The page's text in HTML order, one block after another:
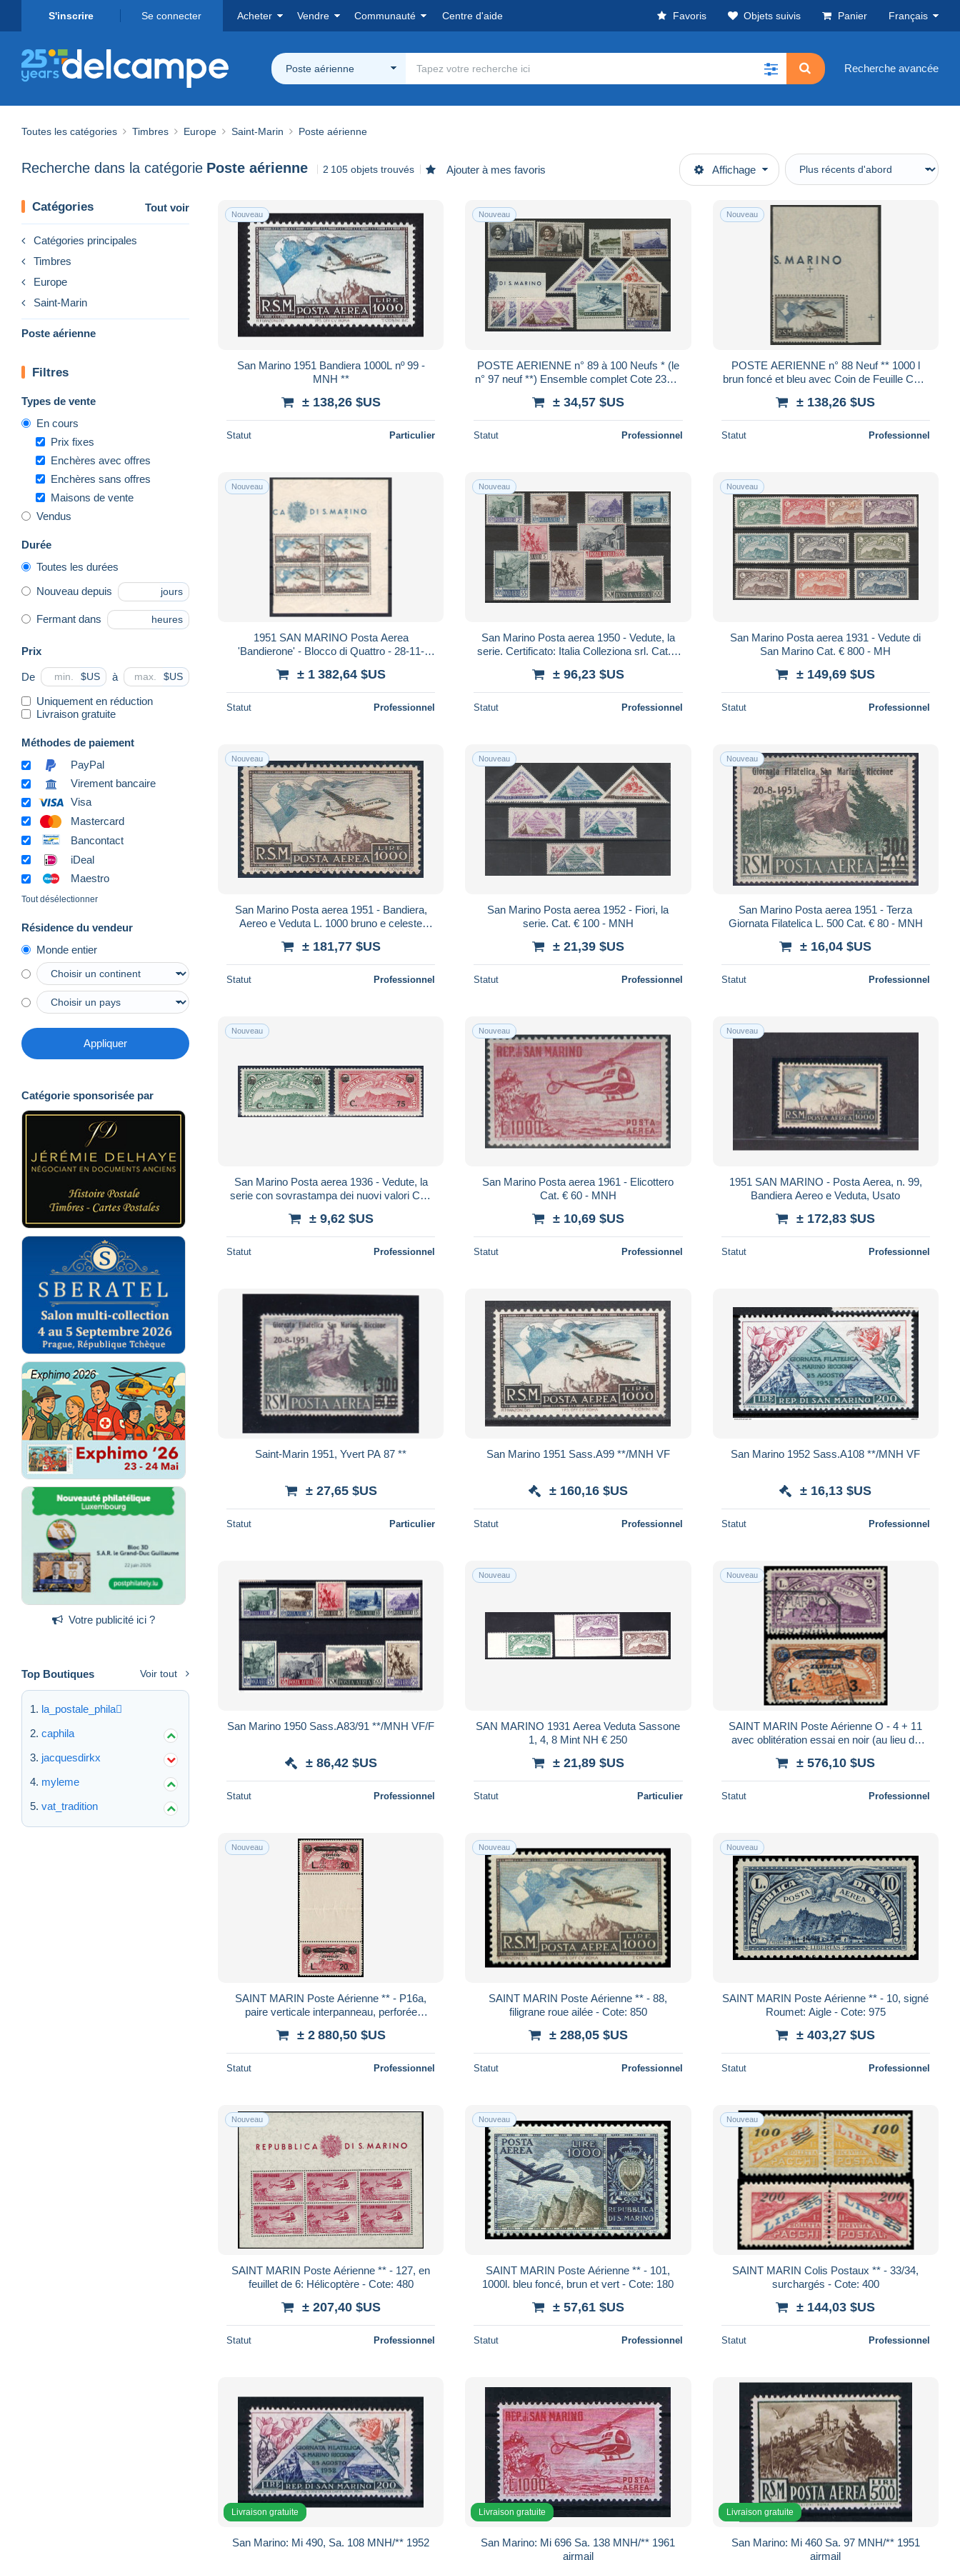
S'inscrire Se connecter Acheter Vendre Communauté Centre d'aide Favoris Objets suivis Panier Français
Poste aérienne Recherche avancée
Toutes les catégories Timbres Europe Saint-Marin Poste aérienne
Recherche dans la catégorie Poste aérienne 2 105 objets trouvés Ajouter à mes favoris Affichage
Catégories Tout voir
Catégories principales
Timbres
Europe
Saint-Marin
Poste aérienne
Filtres
Types de vente
En cours
Prix fixes
Enchères avec offres
Enchères sans offres
Maisons de vente
Vendus
Durée
Toutes les durées
Nouveau depuis jours
Fermant dans heures
Prix
De $US à $US
Uniquement en réduction
Livraison gratuite
Méthodes de paiement
PayPal
Virement bancaire
Visa
Mastercard
Bancontact
iDeal
Maestro
Tout désélectionner
Résidence du vendeur
Monde entier
Appliquer
Catégorie sponsorisée par
Votre publicité ici ?
Top Boutiques Voir tout
la_postale_phila
caphila
jacquesdirkx
myleme
vat_tradition
Nouveau
San Marino 1951 Bandiera 1000L nº 99 -
MNH **
± 138,26 $US
Statut Particulier
Nouveau
POSTE AERIENNE n° 89 à 100 Neufs * (le
n° 97 neuf **) Ensemble complet Cote 235 €
± 34,57 $US
Statut Professionnel
Nouveau
POSTE AERIENNE n° 88 Neuf ** 1000 l
brun foncé et bleu avec Coin de Feuille Cote
± 138,26 $US
Statut Professionnel
Nouveau
1951 SAN MARINO Posta Aerea
'Bandierone' - Blocco di Quattro - 28-11-
Enzo Di
± 1 382,64 $US
Statut Professionnel
Nouveau
San Marino Posta aerea 1950 - Vedute, la
serie. Certificato: Italia Colleziona srl. Cat. €
± 96,23 $US
Statut Professionnel
Nouveau
San Marino Posta aerea 1931 - Vedute di
San Marino Cat. € 800 - MH
± 149,69 $US
Statut Professionnel
Nouveau
San Marino Posta aerea 1951 - Bandiera,
Aereo e Veduta L. 1000 bruno e celeste
± 181,77 $US
Statut Professionnel
Nouveau
San Marino Posta aerea 1952 - Fiori, la
serie. Cat. € 100 - MNH
± 21,39 $US
Statut Professionnel
Nouveau
San Marino Posta aerea 1951 - Terza
Giornata Filatelica L. 500 Cat. € 80 - MNH
± 16,04 $US
Statut Professionnel
Nouveau
San Marino Posta aerea 1936 - Vedute, la
serie con sovrastampa dei nuovi valori Cat.
± 9,62 $US
Statut Professionnel
Nouveau
San Marino Posta aerea 1961 - Elicottero
Cat. € 60 - MNH
± 10,69 $US
Statut Professionnel
Nouveau
1951 SAN MARINO - Posta Aerea, n. 99,
Bandiera Aereo e Veduta, Usato
± 172,83 $US
Statut Professionnel
Saint-Marin 1951, Yvert PA 87 **
± 27,65 $US
Statut Particulier
San Marino 1951 Sass.A99 **/MNH VF
± 160,16 $US
Statut Professionnel
San Marino 1952 Sass.A108 **/MNH VF
± 16,13 $US
Statut Professionnel
San Marino 1950 Sass.A83/91 **/MNH VF/F
± 86,42 $US
Statut Professionnel
Nouveau
SAN MARINO 1931 Aerea Veduta Sassone
1, 4, 8 Mint NH € 250
± 21,89 $US
Statut Particulier
Nouveau
SAINT MARIN Poste Aérienne O - 4 + 11
avec oblitération essai en noir (au lieu de
± 576,10 $US
Statut Professionnel
Nouveau
SAINT MARIN Poste Aérienne ** - P16a,
paire verticale interpanneau, perforée
± 2 880,50 $US
Statut Professionnel
Nouveau
SAINT MARIN Poste Aérienne ** - 88,
filigrane roue ailée - Cote: 850
± 288,05 $US
Statut Professionnel
Nouveau
SAINT MARIN Poste Aérienne ** - 10, signé
Roumet: Aigle - Cote: 975
± 403,27 $US
Statut Professionnel
Nouveau
SAINT MARIN Poste Aérienne ** - 127, en
feuillet de 6: Hélicoptère - Cote: 480
± 207,40 $US
Statut Professionnel
Nouveau
SAINT MARIN Poste Aérienne ** - 101,
1000l. bleu foncé, brun et vert - Cote: 180
± 57,61 $US
Statut Professionnel
Nouveau
SAINT MARIN Colis Postaux ** - 33/34,
surchargés - Cote: 400
± 144,03 $US
Statut Professionnel
Livraison gratuite
San Marino: Mi 490, Sa. 108 MNH/** 1952
Livraison gratuite
San Marino: Mi 696 Sa. 138 MNH/** 1961
airmail
Livraison gratuite
San Marino: Mi 460 Sa. 97 MNH/** 1951
airmail